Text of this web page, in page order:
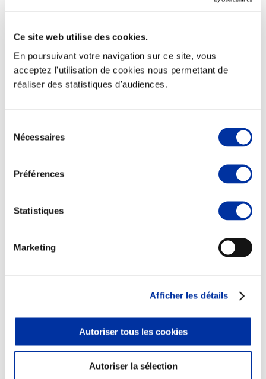
Ce site web utilise des cookies.
En poursuivant votre navigation sur ce site, vous
acceptez l'utilisation de cookies nous permettant de
réaliser des statistiques d'audiences.
Nécessaires
Préférences
Statistiques
Marketing
Afficher les détails
Autoriser tous les cookies
Autoriser la sélection
Transport – mise en marché
Abattoir
Viandes et santé
Juste rémunération et attractivité des métiers
Sources d’information
Accords